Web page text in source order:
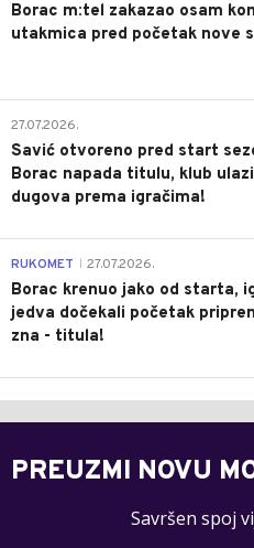
Borac m:tel zakazao osam
utakmica pred početak nove
27.07.2026.
Savić otvoreno pred start
Borac napada titulu, klub
dugova prema igračima!
RUKOMET 27.07.2026.
Borac krenuo jako od starta,
jedva dočekali početak
zna - titula!
PREUZMI NOVU
Savršen spoj